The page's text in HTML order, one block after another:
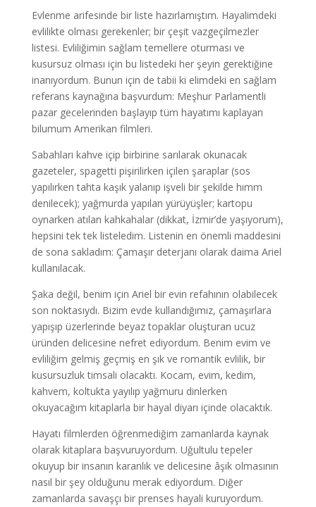
Evlenme arifesinde bir liste hazırlamıştım. Hayalimdeki
evlilikte olması gerekenler; bir çeşit vazgeçilmezler
listesi. Evliliğimin sağlam temellere oturması ve
kusursuz olması için bu listedeki her şeyin gerektiğine
inanıyordum. Bunun için de tabii ki elimdeki en sağlam
referans kaynağına başvurdum: Meşhur Parlamentli
pazar gecelerinden başlayıp tüm hayatımı kaplayan
bilumum Amerikan filmleri.
Sabahları kahve içip birbirine sarılarak okunacak
gazeteler, spagetti pişirilirken içilen şaraplar (sos
yapılırken tahta kaşık yalanıp işveli bir şekilde hımm
denilecek); yağmurda yapılan yürüyüşler; kartopu
oynarken atılan kahkahalar (dikkat, İzmir’de yaşıyorum),
hepsini tek tek listeledim. Listenin en önemli maddesini
de sona sakladım: Çamaşır deterjanı olarak daima Ariel
kullanılacak.
Şaka değil, benim için Ariel bir evin refahının olabilecek
son noktasıydı. Bizim evde kullandığımız, çamaşırlara
yapışıp üzerlerinde beyaz topaklar oluşturan ucuz
üründen delicesine nefret ediyordum. Benim evim ve
evliliğim gelmiş geçmiş en şık ve romantik evlilik, bir
kusursuzluk timsali olacaktı. Kocam, evim, kedim,
kahvem, koltukta yayılıp yağmuru dinlerken
okuyacağım kitaplarla bir hayal diyarı içinde olacaktık.
Hayatı filmlerden öğrenmediğim zamanlarda kaynak
olarak kitaplara başvuruyordum. Uğultulu tepeler
okuyup bir insanın karanlık ve delicesine âşık olmasının
nasıl bir şey olduğunu merak ediyordum. Diğer
zamanlarda savaşçı bir prenses hayali kuruyordum.